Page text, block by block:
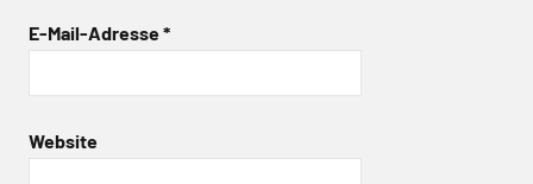
E-Mail-Adresse*
Website